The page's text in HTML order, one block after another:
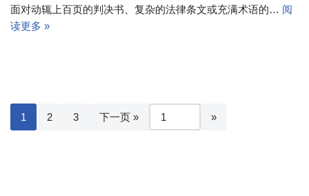
面对动辄上百页的判决书、复杂的法律条文或充满术语的… 阅
读更多 »
1 2 3 下一页 »